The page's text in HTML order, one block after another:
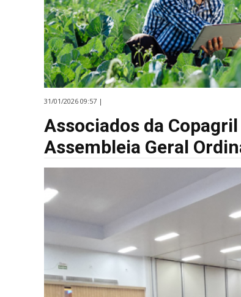
31/01/2026 09:57 |
Associados da
Assembleia Geral